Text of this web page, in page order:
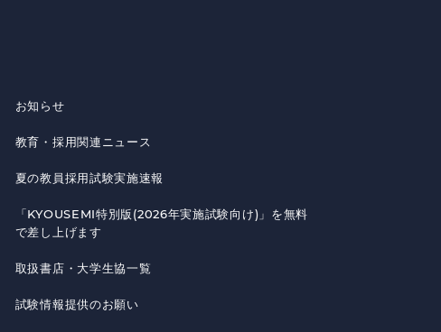
お知らせ
教育・採用関連ニュース
夏の教員採用試験実施速報
「KYOUSEMI特別版(2026年実施試験向け)」を無料
で差し上げます
取扱書店・大学生協一覧
試験情報提供のお願い